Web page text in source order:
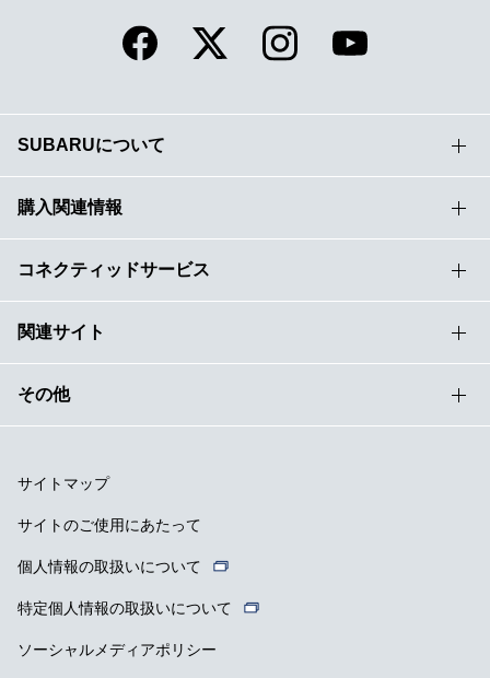
SUBARUについて
購入関連情報
コネクティッドサービス
関連サイト
その他
サイトマップ
サイトのご使用にあたって
個人情報の取扱いについて
特定個人情報の取扱いについて
ソーシャルメディアポリシー